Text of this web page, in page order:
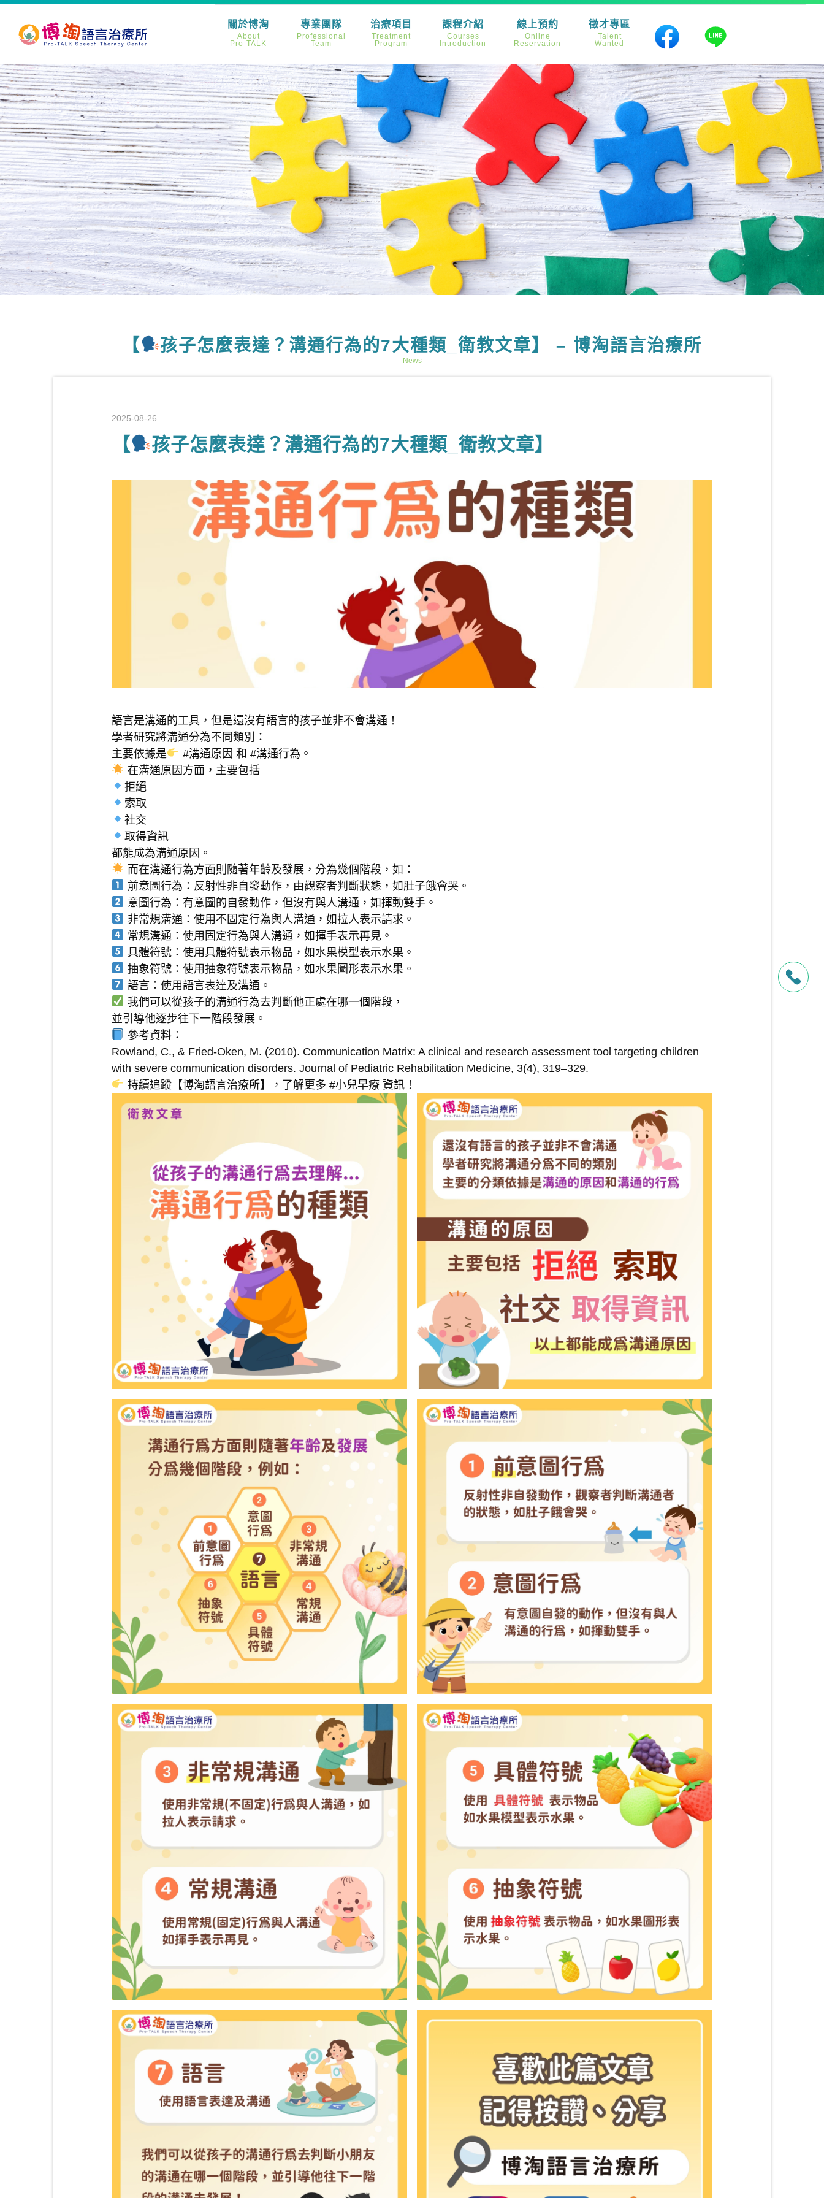
關於博淘
About
Pro-TALK
專業團隊
Professional
Team
治療項目
Treatment
Program
課程介紹
Courses
Introduction
線上預約
Online
Reservation
徵才專區
Talent
Wanted
【 孩子怎麼表達？溝通行為的7大種類_衛教文章】 – 博淘語言治療所
News
2025-08-26
【 孩子怎麼表達？溝通行為的7大種類_衛教文章】
語言是溝通的工具，但是還沒有語言的孩子並非不會溝通！
學者研究將溝通分為不同類別：
主要依據是
#溝通原因 和 #溝通行為。
在溝通原因方面，主要包括
拒絕
索取
社交
取得資訊
都能成為溝通原因。
而在溝通行為方面則隨著年齡及發展，分為幾個階段，如：
前意圖行為：反射性非自發動作，由觀察者判斷狀態，如肚子餓會哭。
意圖行為：有意圖的自發動作，但沒有與人溝通，如揮動雙手。
非常規溝通：使用不固定行為與人溝通，如拉人表示請求。
常規溝通：使用固定行為與人溝通，如揮手表示再見。
具體符號：使用具體符號表示物品，如水果模型表示水果。
抽象符號：使用抽象符號表示物品，如水果圖形表示水果。
語言：使用語言表達及溝通。
我們可以從孩子的溝通行為去判斷他正處在哪一個階段，
並引導他逐步往下一階段發展。
參考資料：
Rowland, C., & Fried-Oken, M. (2010). Communication Matrix: A clinical and research assessment tool targeting children
with severe communication disorders. Journal of Pediatric Rehabilitation Medicine, 3(4), 319–329.
持續追蹤【博淘語言治療所】，了解更多 #小兒早療 資訊！